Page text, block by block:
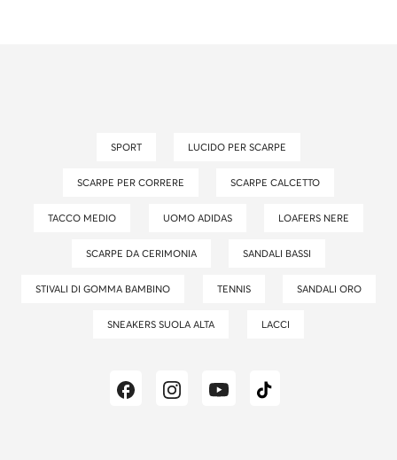
SPORT LUCIDO PER SCARPE
SCARPE PER CORRERE SCARPE CALCETTO
TACCO MEDIO UOMO ADIDAS LOAFERS NERE
SCARPE DA CERIMONIA SANDALI BASSI
STIVALI DI GOMMA BAMBINO TENNIS SANDALI ORO
SNEAKERS SUOLA ALTA LACCI